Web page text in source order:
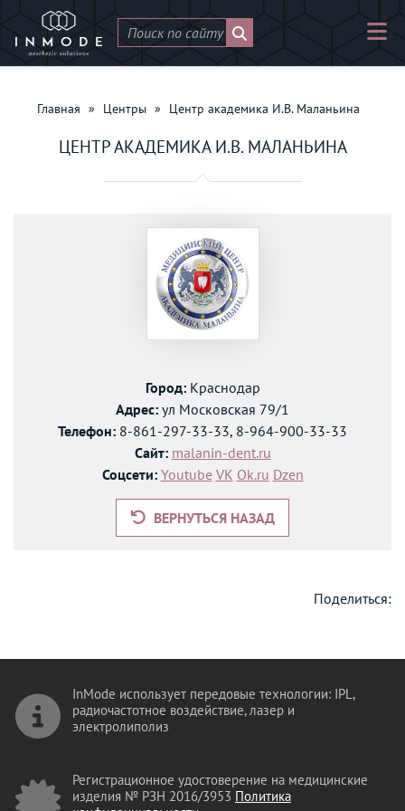
Главная » Центры » Центр академика И.В. Маланьина
ЦЕНТР АКАДЕМИКА И.В. МАЛАНЬИНА
Город:Краснодар
Адрес: ул Московская 79/1
Телефон: 8-861-297-33-33, 8-964-900-33-33
Сайт: malanin-dent.ru
Соцсети: Youtube VK Ok.ru Dzen
ВЕРНУТЬСЯ НАЗАД
Поделиться:
InMode использует передовые технологии: IPL,
радиочастотное воздействие, лазер и
электролиполиз
Регистрационное удостоверение на медицинские
изделия № РЗН 2016/3953 Политика